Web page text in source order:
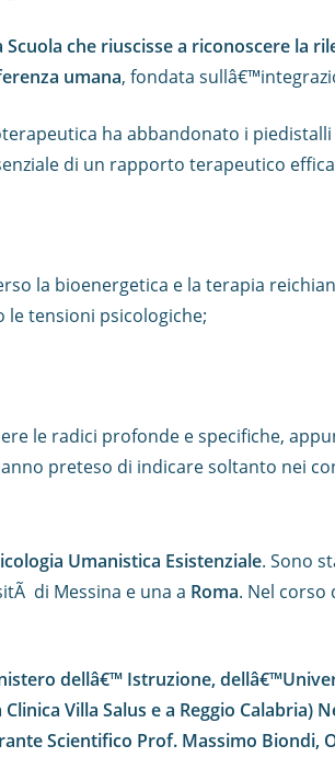
Scuola che riuscisse a riconoscere la
umana, fondata
ha abbandonato i
di un rapporto terapeutico
la bioenergetica e la terapia
le tensioni psicologiche;
le radici profonde e specifiche,
preteso di indicare soltanto nei
Umanistica Esistenziale. Sono
di Messina e una a Roma. Nel corso
dellâ€™ Istruzione,
Villa Salus e a Reggio Calabria)
Scientifico Prof. Massimo